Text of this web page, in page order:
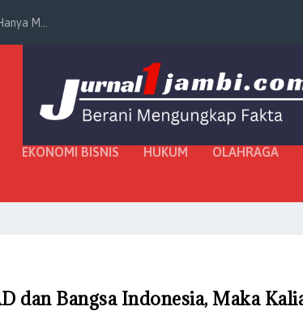
M...
EKONOMI BISNIS HUKUM OLAHRAGA
dan Bangsa Indonesia, Maka